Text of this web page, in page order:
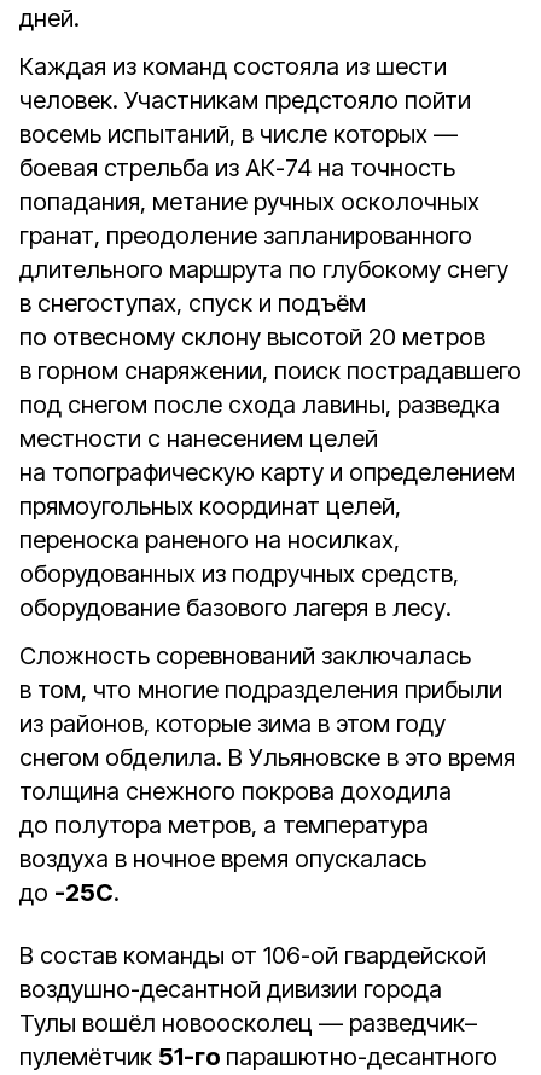
дней.
Каждая из команд состояла из шести
человек. Участникам предстояло пойти
восемь испытаний, в числе которых —
боевая стрельба из АК-74 на точность
попадания, метание ручных осколочных
гранат, преодоление запланированного
длительного маршрута по глубокому снегу
в снегоступах, спуск и подъём
по отвесному склону высотой 20 метров
в горном снаряжении, поиск пострадавшего
под снегом после схода лавины, разведка
местности с нанесением целей
на топографическую карту и определением
прямоугольных координат целей,
переноска раненого на носилках,
оборудованных из подручных средств,
оборудование базового лагеря в лесу.
Сложность соревнований заключалась
в том, что многие подразделения прибыли
из районов, которые зима в этом году
снегом обделила. В Ульяновске в это время
толщина снежного покрова доходила
до полутора метров, а температура
воздуха в ночное время опускалась
до -25С.
В состав команды от 106-ой гвардейской
воздушно-десантной дивизии города
Тулы вошёл новоосколец — разведчик–
пулемётчик 51-го парашютно-десантного